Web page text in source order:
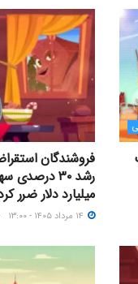
فروشندگان
میلیارد دلار ضرر